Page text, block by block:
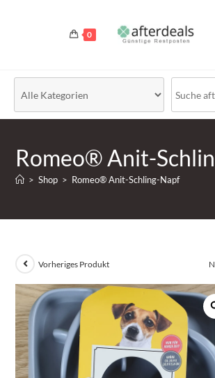
0
Romeo® Anit-
> Shop > Romeo® Anit-Schling-Napf
Vorheriges Produkt